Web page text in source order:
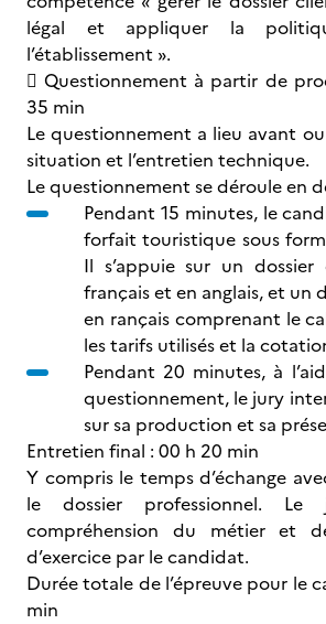
légal et appliquer la
l’établissement ».
 Questionnement à partir de
35 min
Le questionnement a lieu avant
situation et l’entretien technique.
Le questionnement se déroule en
Pendant 15 minutes, le
forfait touristique sous
Il s’appuie sur un
français et en anglais, et un
en rançais comprenant le
les tarifs utilisés et la
Pendant 20 minutes, à
questionnement, le jury
sur sa production et sa
Entretien final : 00 h 20 min
Y compris le temps d’échange
le dossier professionnel.
compréhension du métier et
d’exercice par le candidat.
Durée totale de l’épreuve pour le
min